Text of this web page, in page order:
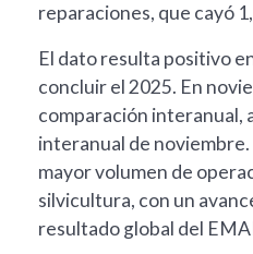
reparaciones, que cayó
El dato resulta positivo
concluir el 2025. En
comparación interanual,
interanual de
mayor volumen de
silvicultura, con un
resultado global del